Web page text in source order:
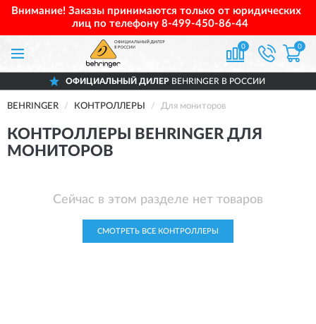
Внимание! Заказы принимаются только от юридических
лиц по телефону 8-499-450-86-44
0 0
ОФИЦИАЛЬНЫЙ ДИЛЕР BEHRINGER В РОССИИ
BEHRINGER КОНТРОЛЛЕРЫ Для мониторов
КОНТРОЛЛЕРЫ BEHRINGER ДЛЯ
МОНИТОРОВ
Сейчас в этом разделе нет товаров
СМОТРЕТЬ ВСЕ КОНТРОЛЛЕРЫ